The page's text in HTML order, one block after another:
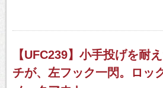
【UFC239】小手投げを耐
チが、左フック一閃。ロッ